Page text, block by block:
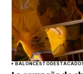
BALONCESTO